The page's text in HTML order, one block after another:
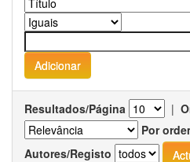
Resultados/Página |
Por
Autores/Registo